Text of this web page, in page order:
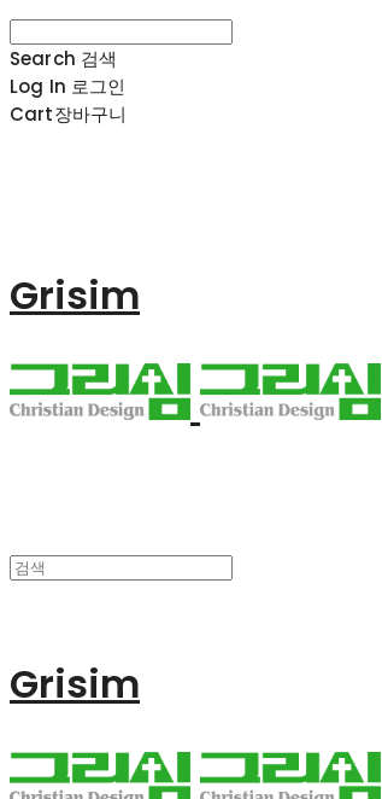
Search 검색
Log In 로그인
Cart장바구니
Grisim
Grisim